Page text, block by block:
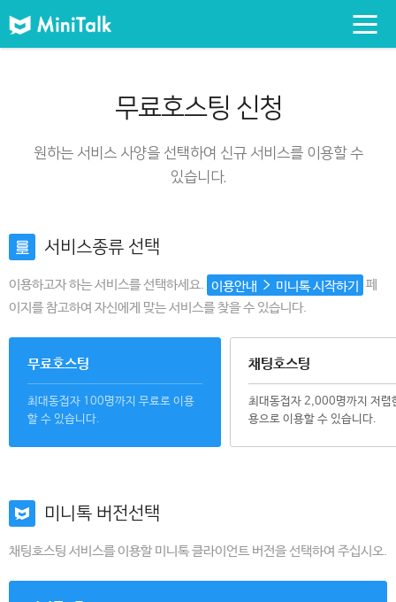
무료호스팅 신청
원하는 서비스 사양을 선택하여 신규 서비스를 이용할 수
있습니다.
서비스종류 선택
이용하고자 하는 서비스를 선택하세요. 이용안내 미니톡 시작하기
페
이지를 참고하여 자신에게 맞는 서비스를 찾을 수 있습니다.
무료호스팅
최대동접자 100명까지 무료로 이용
할 수 있습니다.
채팅호스팅
최대동접자 2,000명까지 저렴
용으로 이용할 수 있습니다.
미니톡 버전선택
채팅호스팅 서비스를 이용할 미니톡 클라이언트 버전을 선택하여 주십시오.